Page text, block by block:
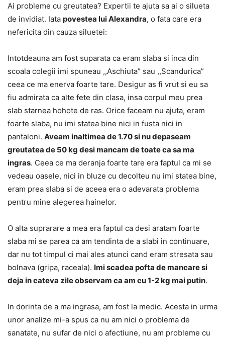
Ai probleme cu greutatea? Expertii te ajuta sa ai o silueta
de invidiat. Iata povestea lui Alexandra, o fata care era
nefericita din cauza siluetei:
Intotdeauna am fost suparata ca eram slaba si inca din
scoala colegii imi spuneau ,,Aschiuta” sau ,,Scandurica”
ceea ce ma enerva foarte tare. Desigur as fi vrut si eu sa
fiu admirata ca alte fete din clasa, insa corpul meu prea
slab starnea hohote de ras. Orice faceam nu ajuta, eram
foarte slaba, nu imi statea bine nici in fusta nici in
pantaloni. Aveam inaltimea de 1.70 si nu depaseam
greutatea de 50 kg desi mancam de toate ca sa ma
ingras. Ceea ce ma deranja foarte tare era faptul ca mi se
vedeau oasele, nici in bluze cu decolteu nu imi statea bine,
eram prea slaba si de aceea era o adevarata problema
pentru mine alegerea hainelor.
O alta suprarare a mea era faptul ca desi aratam foarte
slaba mi se parea ca am tendinta de a slabi in continuare,
dar nu tot timpul ci mai ales atunci cand eram stresata sau
bolnava (gripa, raceala). Imi scadea pofta de mancare si
deja in cateva zile observam ca am cu 1-2 kg mai putin.
In dorinta de a ma ingrasa, am fost la medic. Acesta in urma
unor analize mi-a spus ca nu am nici o problema de
sanatate, nu sufar de nici o afectiune, nu am probleme cu